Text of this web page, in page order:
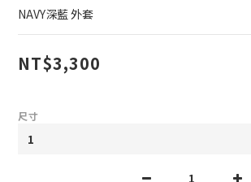
NAVY深藍 外套
NT$3,300
尺寸